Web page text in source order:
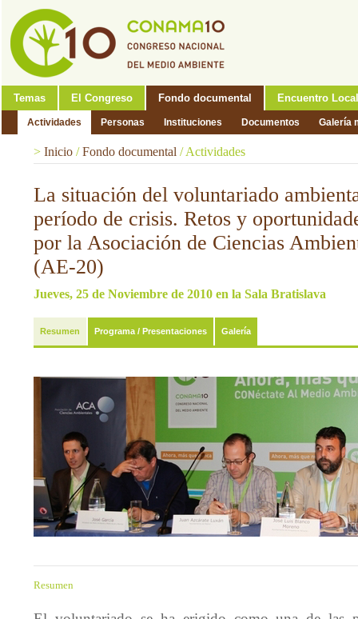
Temas El Congreso Fondo documental Encuentro Local
Actividades Personas Instituciones Documentos Galería
> Inicio /Fondo documental / Actividades
La situación del voluntariado
período de crisis. Retos y
por la Asociación de Ciencias
(AE-20)
Jueves, 25 de Noviembre de 2010 en la Sala Bratislava
Resumen Programa / Presentaciones Galería
Resumen